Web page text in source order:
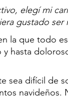
elegí mi
gustado ser
la que todo
y hasta
sea difícil de
navideños.